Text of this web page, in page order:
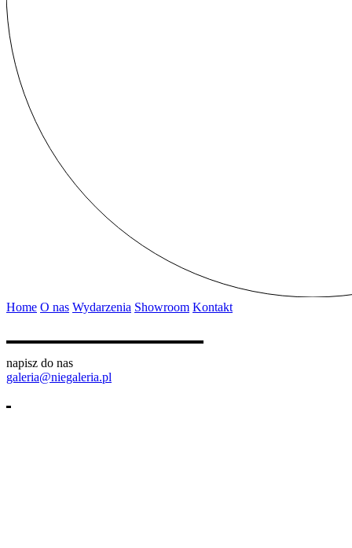
Home O nas Wydarzenia Showroom Kontakt
napisz do nas
galeria@niegaleria.pl